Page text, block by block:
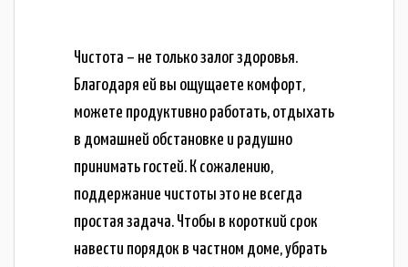
Чистота – не только залог здоровья.
Благодаря ей вы ощущаете комфорт,
можете продуктивно работать, отдыхать
в домашней обстановке и радушно
принимать гостей. К сожалению,
поддержание чистоты это не всегда
простая задача. Чтобы в короткий срок
навести порядок в частном доме, убрать